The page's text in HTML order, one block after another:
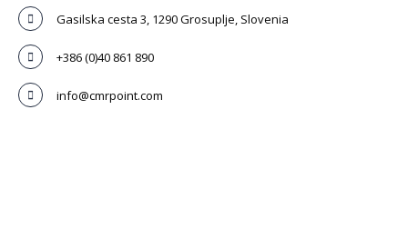
Gasilska cesta 3, 1290 Grosuplje, Slovenia
+386 (0)40 861 890
info@cmrpoint.com